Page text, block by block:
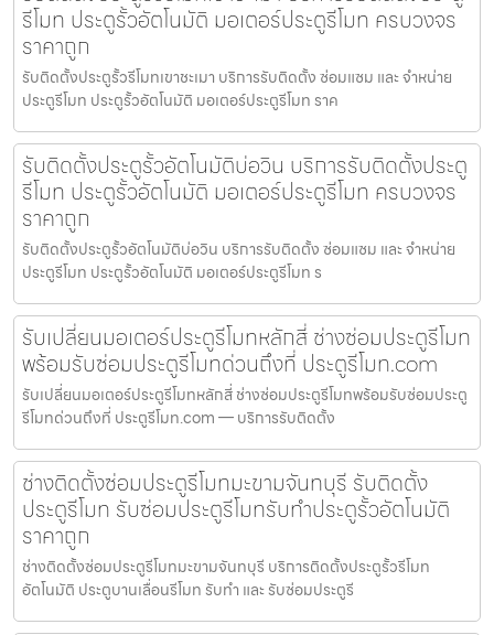
รีโมท ประตูรั้วอัตโนมัติ มอเตอร์ประตูรีโมท ครบวงจร
ราคาถูก
รับติดตั้งประตูรั้วรีโมทเขาชะเมา บริการรับติดตั้ง ซ่อมแซม และ จำหน่าย
ประตูรีโมท ประตูรั้วอัตโนมัติ มอเตอร์ประตูรีโมท ราค
รับติดตั้งประตูรั้วอัตโนมัติบ่อวิน บริการรับติดตั้งประตู
รีโมท ประตูรั้วอัตโนมัติ มอเตอร์ประตูรีโมท ครบวงจร
ราคาถูก
รับติดตั้งประตูรั้วอัตโนมัติบ่อวิน บริการรับติดตั้ง ซ่อมแซม และ จำหน่าย
ประตูรีโมท ประตูรั้วอัตโนมัติ มอเตอร์ประตูรีโมท ร
รับเปลี่ยนมอเตอร์ประตูรีโมทหลักสี่ ช่างซ่อมประตูรีโมท
พร้อมรับซ่อมประตูรีโมทด่วนถึงที่ ประตูรีโมท.com
รับเปลี่ยนมอเตอร์ประตูรีโมทหลักสี่ ช่างซ่อมประตูรีโมทพร้อมรับซ่อมประตู
รีโมทด่วนถึงที่ ประตูรีโมท.com — บริการรับติดตั้ง
ช่างติดตั้งซ่อมประตูรีโมทมะขามจันทบุรี รับติดตั้ง
ประตูรีโมท รับซ่อมประตูรีโมทรับทำประตูรั้วอัตโนมัติ
ราคาถูก
ช่างติดตั้งซ่อมประตูรีโมทมะขามจันทบุรี บริการติดตั้งประตูรั้วรีโมท
อัตโนมัติ ประตูบานเลื่อนรีโมท รับทำ และ รับซ่อมประตูรี